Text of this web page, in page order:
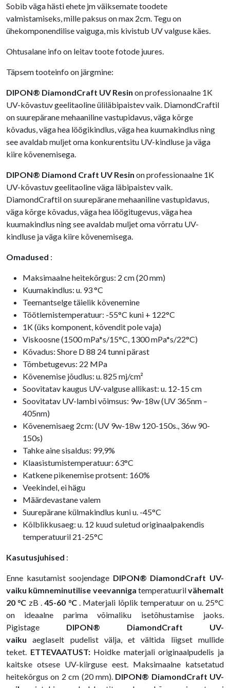
Sobib väga hästi ehete jm väiksemate toodete
valmistamiseks, mille paksus on max 2cm. Tegu on
ühekomponendilise vaiguga, mis kivistub UV valguse käes.
Ohtusalane info on leitav toote fotode juures.
Täpsem tooteinfo on järgmine:
DIPON® DiamondCraft UV Resin on professionaalne 1K
UV-kõvastuv geelitaoline üliläbipaistev vaik. DiamondCraftil
on suurepärane mehaaniline vastupidavus, väga kõrge
kõvadus, väga hea löögikindlus, väga hea kuumakindlus ning
see avaldab muljet oma konkurentsitu UV-kindluse ja väga
kiire kõvenemisega.
DIPON® Diamond Craft UV Resin on professionaalne 1K
UV-kõvastuv geelitaoline väga läbipaistev vaik.
DiamondCraftil on suurepärane mehaaniline vastupidavus,
väga kõrge kõvadus, väga hea löögitugevus, väga hea
kuumakindlus ning see avaldab muljet oma võrratu UV-
kindluse ja väga kiire kõvenemisega.
Omadused :
Maksimaalne heitekõrgus: 2 cm (20 mm)
Kuumakindlus: u. 93 °C
Teemantselge täielik kõvenemine
Töötlemistemperatuur: -55°C kuni + 122°C
1K (üks komponent, kõvendit pole vaja)
Viskoosne (1500 mPa*s/15°C, 1300 mPa*s/22°C)
Kõvadus: Shore D 88 24 tunni pärast
Tõmbetugevus: 22 MPa
Kõvenemise jõudlus: u. 825 mj/cm²
Soovitatav kaugus UV-valguse allikast: u. 12-15 cm
Soovitatav UV-lambi võimsus: 9w-18w (UV 365nm –
405nm)
Kõvenemisaeg 2cm: (UV 9w-18w 120-150s., 36w 90-
150s)
Tahke aine sisaldus: 99,9%
Klaasistumistemperatuur: 63°C
Katkene pikenemise protsent: 160%
Veekindel, ei hägu
Määrdevastane valem
Suurepärane külmakindlus kuni u. -45°C
Kõlblikkusaeg: u. 12 kuud suletud originaalpakendis
temperatuuril 21-25°C
Kasutusjuhised :
Enne kasutamist soojendage DIPON® DiamondCraft UV-
vaiku kümneminutilise veevanniga temperatuurilvähemalt
20 °C zB .45-60 °C. Materjali lõplik temperatuur on u. 25°C
on ideaalne parima võimaliku isetõhustamise jaoks.
Pigistage DIPON® DiamondCraft UV-
vaiku aeglaselt pudelist välja, et vältida liigset mullide
teket. ETTEVAATUST:Hoidke materjali originaalpudelis ja
kaitske otsese UV-kiirguse eest. Maksimaalne katsetatud
heitekõrgus on 2 cm (20 mm). DIPON® DiamondCraft UV-